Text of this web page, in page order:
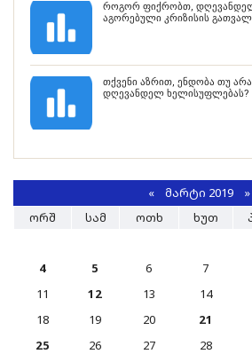
როგორ ფიქრობთ,
აგორებული კრიზისის
თქვენი აზრით, ენდობა თუ
დღევანდელ ხელისუფლებას?
«ᲛᲐᲠᲢᲘ 2019 »
ᲝᲠᲨ
ᲡᲐᲛ ᲝᲗᲮ ᲮᲣᲗ
4
5 6 7
11
12 13 14
18
19 20 21
25
26 27 28